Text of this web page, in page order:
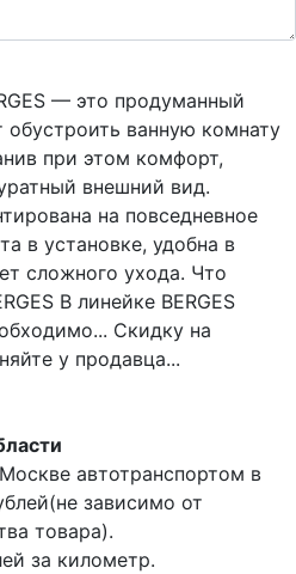
— это продуманный
обустроить ванную комнату
при этом комфорт,
внешний вид.
на повседневное
в установке, удобна в
сложного ухода. Что
В линейке BERGES
Скидку на
у продавца...
автотранспортом в
зависимо от
товара).
за километр.